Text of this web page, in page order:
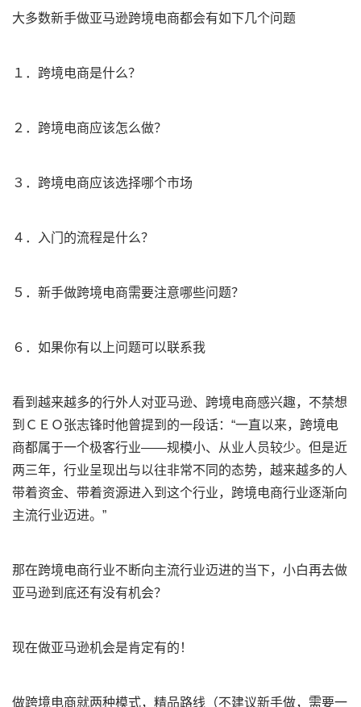
大多数新手做亚马逊跨境电商都会有如下几个问题
１．跨境电商是什么？
２．跨境电商应该怎么做？
３．跨境电商应该选择哪个市场
４．入门的流程是什么？
５．新手做跨境电商需要注意哪些问题？
６．如果你有以上问题可以联系我
看到越来越多的行外人对亚马逊、跨境电商感兴趣，不禁想
到ＣＥＯ张志锋时他曾提到的一段话：“一直以来，跨境电
商都属于一个极客行业——规模小、从业人员较少。但是近
两三年，行业呈现出与以往非常不同的态势，越来越多的人
带着资金、带着资源进入到这个行业，跨境电商行业逐渐向
主流行业迈进。”
那在跨境电商行业不断向主流行业迈进的当下，小白再去做
亚马逊到底还有没有机会？
现在做亚马逊机会是肯定有的！
做跨境电商就两种模式，精品路线（不建议新手做，需要一